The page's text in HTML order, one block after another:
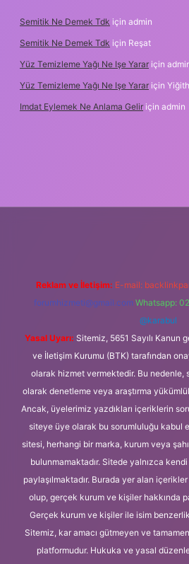
Semitik Ne Demek Tdk için admin
Semitik Ne Demek Tdk için Reşat
Yüz Temizleme Yağı Ne Işe Yarar için
Yüz Temizleme Yağı Ne Işe Yarar için
Imdat Eylemek Ne Anlama Gelir için admin
Reklam ve İletişim: E-mail:
forumhizmeti@gmail.com Whatsapp:
@karabul
Yasal Uyarı: Sitemiz, 5651 Sayılı Kanun
ve İletişim Kurumu (BTK) tarafından
olarak hizmet vermektedir. Bu
olarak denetleme veya araştırma
Ancak, üyelerimiz yazdıkları içeriklerin
siteye üye olarak bu sorumluluğu kabul
sitesi, herhangi bir marka, kurum veya
bulunmamaktadır. Sitede yalnızca kendi
paylaşılmaktadır. Burada yer alan
olup, gerçek kurum ve kişiler hakkında
Gerçek kurum ve kişiler ile isim
Sitemiz, kar amacı gütmeyen ve
platformudur. Hukuka ve yasal